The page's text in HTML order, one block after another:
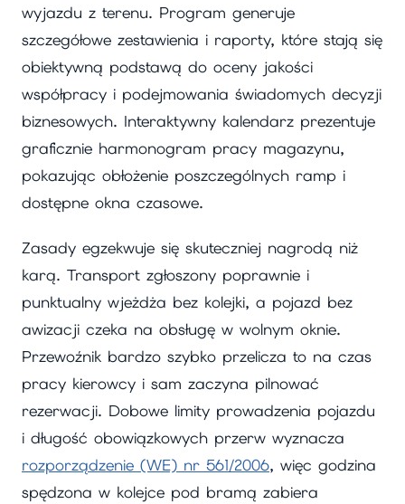
wyjazdu z terenu. Program generuje
szczegółowe zestawienia i raporty, które stają się
obiektywną podstawą do oceny jakości
współpracy i podejmowania świadomych decyzji
biznesowych. Interaktywny kalendarz prezentuje
graficznie harmonogram pracy magazynu,
pokazując obłożenie poszczególnych ramp i
dostępne okna czasowe.
Zasady egzekwuje się skuteczniej nagrodą niż
karą. Transport zgłoszony poprawnie i
punktualny wjeżdża bez kolejki, a pojazd bez
awizacji czeka na obsługę w wolnym oknie.
Przewoźnik bardzo szybko przelicza to na czas
pracy kierowcy i sam zaczyna pilnować
rezerwacji. Dobowe limity prowadzenia pojazdu
i długość obowiązkowych przerw wyznacza
rozporządzenie (WE) nr 561/2006, więc godzina
spędzona w kolejce pod bramą zabiera